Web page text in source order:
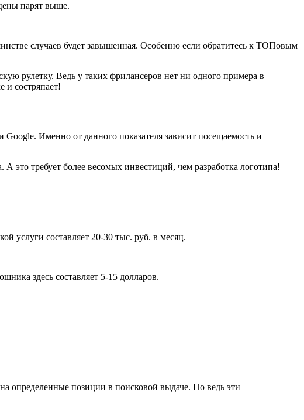
парят выше.
случаев будет завышенная. Особенно если обратитесь к ТОПовым
рулетку. Ведь у таких фрилансеров нет ни одного примера в
и состряпает!
Именно от данного показателя зависит посещаемость и
это требует более весомых инвестиций, чем разработка логотипа!
услуги составляет 20-30 тыс. руб. в месяц.
здесь составляет 5-15 долларов.
определенные позиции в поисковой выдаче. Но ведь эти